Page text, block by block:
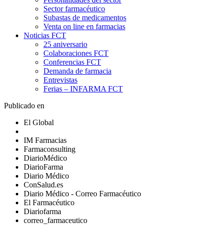
Sector farmacéutico
Subastas de medicamentos
Venta on line en farmacias
Noticias FCT
25 aniversario
Colaboraciones FCT
Conferencias FCT
Demanda de farmacia
Entrevistas
Ferias – INFARMA FCT
Publicado en
El Global
IM Farmacias
Farmaconsulting
DiarioMédico
DiarioFarma
Diario Médico
ConSalud.es
Diario Médico - Correo Farmacéutico
El Farmacéutico
Diariofarma
correo_farmaceutico